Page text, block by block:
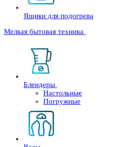
Ящики для подогрева
Мелкая бытовая техника
Блендеры
Настольные
Погружные